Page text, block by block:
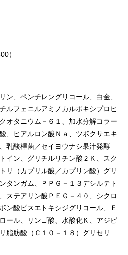
）
ン、ペンチレングリコール、白金、
ルフェニルアミノカルボキシプロピ
オタニウム－６１、加水分解コラー
、ヒアルロン酸Ｎａ、ツボクサエキ
乳酸桿菌／セイヨウナシ果汁発酵
イン、グリチルリチン酸２Ｋ、スク
リ（カプリル酸／カプリン酸）グリ
タンガム、ＰＰＧ－１３デシルテト
ステアリン酸ＰＥＧ－４０、シクロ
ン酸ビスエトキシジグリコール、Ｅ
ール、リンゴ酸、水酸化Ｋ、アジピ
脂肪酸（Ｃ１０－１８）グリセリ